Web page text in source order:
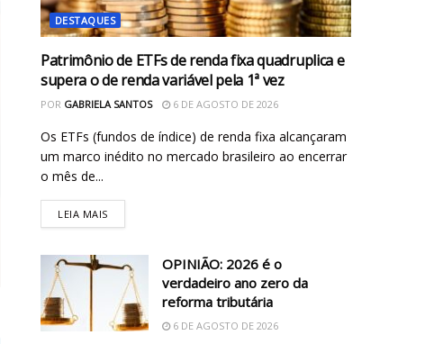
DESTAQUES
Patrimônio de ETFs de renda fixa quadruplica e
supera o de renda variável pela 1ª vez
POR GABRIELA SANTOS 6 DE AGOSTO DE 2026
Os ETFs (fundos de índice) de renda fixa alcançaram
um marco inédito no mercado brasileiro ao encerrar
o mês de...
LEIA MAIS
OPINIÃO: 2026 é o
verdadeiro ano zero da
reforma tributária
6 DE AGOSTO DE 2026